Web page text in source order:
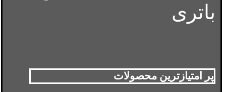
باتری
پر امتیازترین محصولات